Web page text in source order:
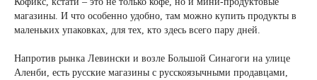
магазины. И что особенно удобно, там можно купить продукты в
маленьких упаковках, для тех, кто здесь всего пару дней.
Напротив рынка Левински и возле Большой Синагоги на улице
Аленби, есть русские магазины с русскоязычными продавцами,